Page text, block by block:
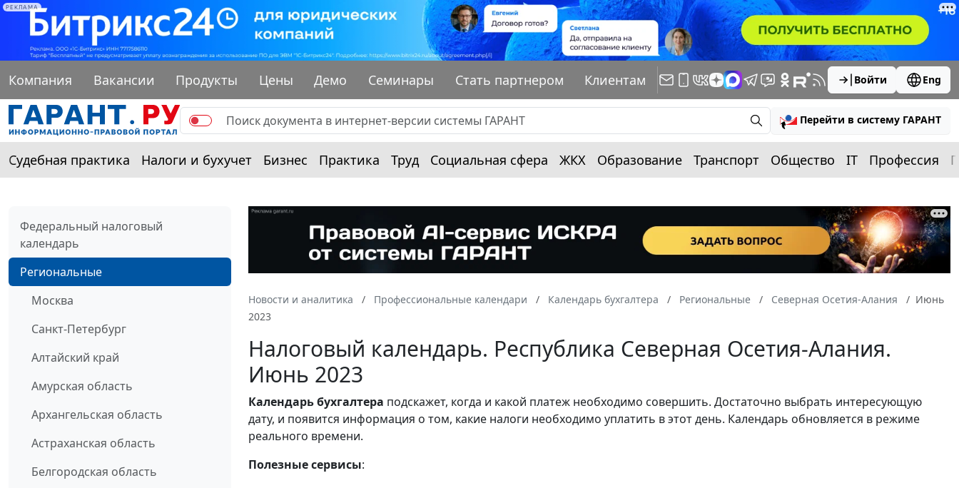
РЕКЛАМА
Компания Вакансии Продукты Цены Демо Семинары Стать партнером Клиентам Войти Eng
Перейти в систему ГАРАНТ
Судебная практика Налоги и бухучет Бизнес Практика Труд Социальная сфера ЖКХ Образование Транспорт Общество IT Профессия
Федеральный налоговый
календарь
Региональные
Москва
Санкт-Петербург
Алтайский край
Амурская область
Архангельская область
Астраханская область
Белгородская область
Новости и аналитика Профессиональные календари Календарь бухгалтера Региональные Северная Осетия-Алания
Июнь
2023
Налоговый календарь. Республика Северная Осетия-Алания.
Июнь 2023
Календарьбухгалтера подскажет, когда и какой платеж необходимо совершить. Достаточно выбрать интересующую
дату, и появится информация о том, какие налоги необходимо уплатить в этот день. Календарь обновляется в режиме
реального времени.
Полезные сервисы: